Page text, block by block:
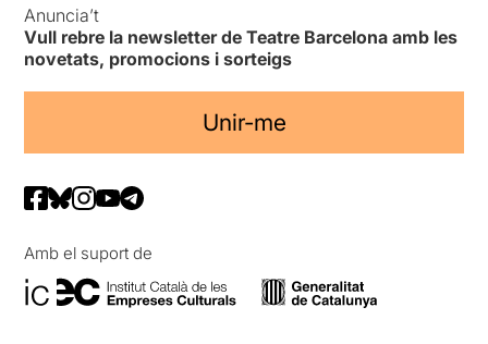
Anuncia’t
Vull rebre la newsletter de Teatre Barcelona amb les
novetats, promocions i sorteigs
Unir-me
Amb el suport de